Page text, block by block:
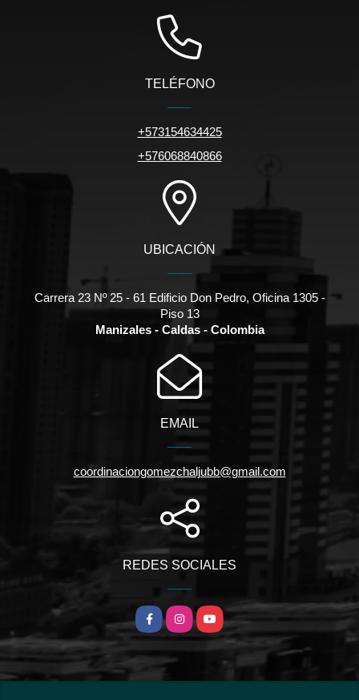
TELÉFONO
+573154634425
+576068840866
UBICACIÓN
Carrera 23 Nº 25 - 61 Edificio Don Pedro, Oficina 1305 -
Piso 13
Manizales - Caldas - Colombia
EMAIL
coordinaciongomezchaljubb@gmail.com
REDES SOCIALES
FacebookInstagramYouTube